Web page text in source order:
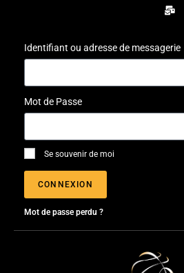
Identifiant ou adresse de messagerie
Mot de Passe
Se souvenir de moi
CONNEXION
Mot de passe perdu ?